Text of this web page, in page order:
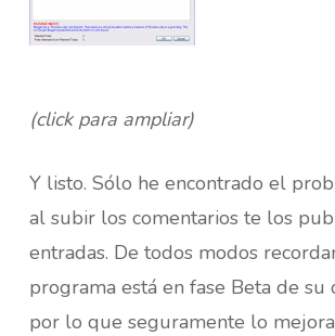
(click para ampliar)
Y listo. Sólo he encontrado el
al subir los comentarios te los
entradas. De todos modos
programa está en fase Beta de su
por lo que seguramente lo